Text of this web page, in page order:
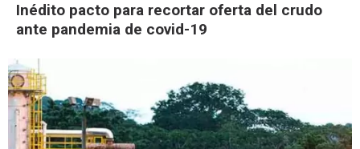
Inédito pacto para recortar oferta del crudo
ante pandemia de covid-19